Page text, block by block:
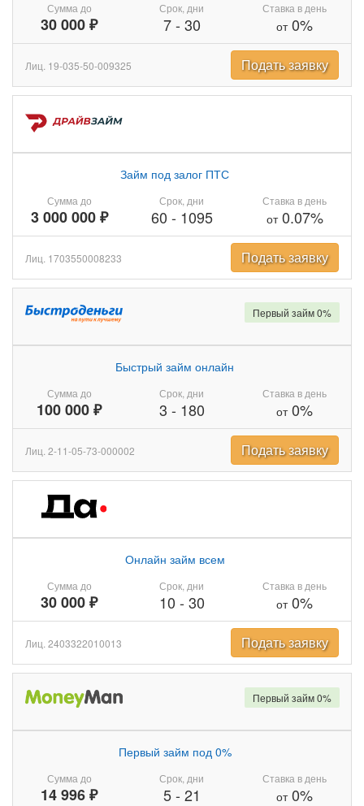
Сумма до
30 000 ₽
Срок, дни
7- 30
Ставка в день
от0%
Лиц. 19-035-50-009325 Подать заявку
Сумма до
3 000 000 ₽
Займ под залог ПТС
Срок, дни
60 - 1095
Ставка в день
от0.07%
Лиц. 1703550008233 Подать заявку
Сумма до
100 000 ₽
Быстрый займ онлайн
Срок, дни
3 - 180
Ставка в день
от0%
Первый займ 0%
Лиц. 2-11-05-73-000002 Подать заявку
Сумма до
30 000 ₽
Онлайн займ всем
Срок, дни
10 - 30
Ставка в день
от0%
Лиц. 2403322010013 Подать заявку
Сумма до
14 996 ₽
Первый займ под 0%
Срок, дни
5- 21
Ставка в день
от0%
Первый займ 0%